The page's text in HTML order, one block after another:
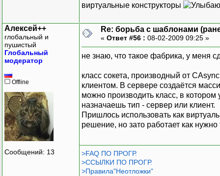
виртуальные конструкторы
Алексей++
глобальный и
пушистый
Глобальный
модератор
Offline
Сообщений: 13
Re: борьба с шаблонами
« Ответ #56 : 08-02-2009 09:25 »
не знаю, что такое фабрика, у меня
класс сокета, производный от
клиентом. В сервере создаётся
можно производить класс, в
назначаешь тип - сервер или клиент.
Пришлось использовать как
решение, но зато работает как нужно
>FAQ ПО ПРОГР.
>ССЫЛКИ ПО ПРОГР.
>Правила"Неотложки"